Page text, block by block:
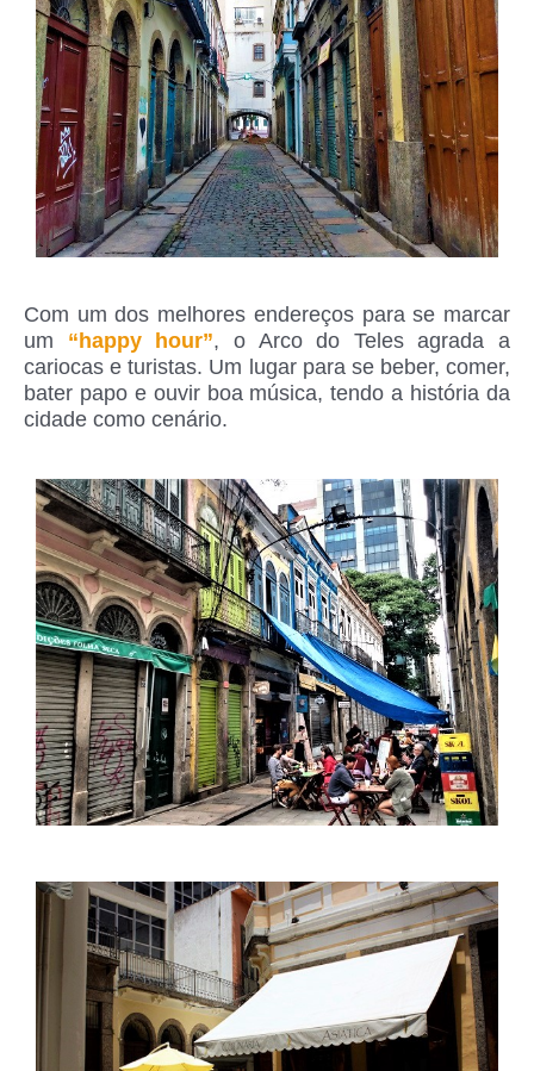
Com um dos melhores endereços para se marcar
um “happy hour”, o Arco do Teles agrada a
cariocas e turistas. Um lugar para se beber, comer,
bater papo e ouvir boa música, tendo a história da
cidade como cenário.